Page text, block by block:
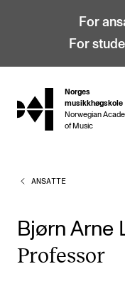
For
For
hjem
Norges
musikkhøgskole
Norwegian
of Music
STUDIER
Bachelor
Master
ANSATTE
Bjørn Arne
Pro­fes­sor